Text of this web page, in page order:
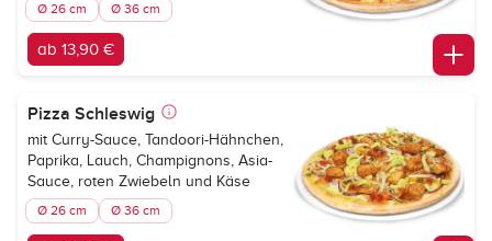
Ø 26 cm Ø 36 cm
ab 13,90 €
Pizza Schleswig
mit Curry-Sauce, Tandoori-Hähnchen,
Paprika, Lauch, Champignons, Asia-
Sauce, roten Zwiebeln und Käse
Ø 26 cm Ø 36 cm